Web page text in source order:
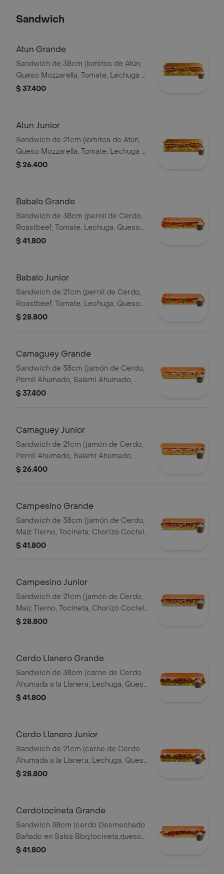
Sandwich
Atun Grande
Sandwich de 38cm (lomitos de Atún,
Queso Mozzarella, Tomate, Lechuga y
Mayonesa Real)
$ 37.400
Atun Junior
Sandwich de 21cm (lomitos de Atún,
Queso Mozzarella, Tomate, Lechuga y
Mayonesa Real)
$ 26.400
Babalo Grande
Sandwich de 38cm (pernil de Cerdo,
Roastbeef, Tomate, Lechuga, Queso
Mozzarella, Salsa BBQ y Salsa de Ajo)
$ 41.800
Babalo Junior
Sandwich de 21cm (pernil de Cerdo,
Roastbeef, Tomate, Lechuga, Queso
Mozzarella, Salsa BBQ y Salsa de Ajo).
$ 28.800
Camaguey Grande
Sandwich de 38cm (jamón de Cerdo,
Pernil Ahumado, Salami Ahumado,
Tomate, Pepinillos Agridulces, Queso
$ 37.400
Camaguey Junior
Sandwich de 21cm (jamón de Cerdo,
Pernil Ahumado, Salami Ahumado,
Tomate, Pepinillos Agridulces, Queso
$ 26.400
Campesino Grande
Sandwich de 38cm (jamón de Cerdo,
Maíz Tierno, Tocineta, Chorizo Coctel,
Lechuga, Queso Mozzarella y Salsa de
$ 41.800
Campesino Junior
Sandwich de 21cm (jamón de Cerdo,
Maíz Tierno, Tocineta, Chorizo Coctel,
Lechuga, Queso Mozzarella y Salsa de
$ 28.800
Cerdo Llanero Grande
Sandwich de 38cm (carne de Cerdo
Ahumada a la Llanera, Lechuga, Queso
Mozzarella y Salsa de Ajo).
$ 41.800
Cerdo Llanero Junior
Sandwich de 21cm (carne de Cerdo
Ahumada a la Llanera, Lechuga, Queso
Mozzarella y Salsa de Ajo).
$ 28.800
Cerdotocineta Grande
Sandwich 38cm (cerdo Desmechado
Bañado en Salsa Bbq,tocineta,queso
Mozzarella,tomate,lechuga y Salsa de
$ 41.800